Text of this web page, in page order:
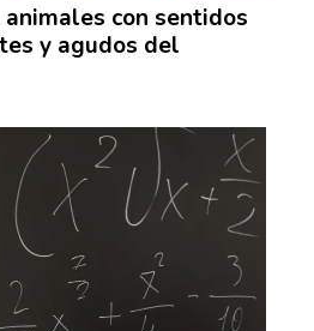
con sentidos
y agudos del